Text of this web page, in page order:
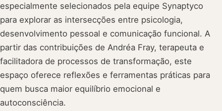
especialmente selecionados pela equipe Synaptyco
para explorar as intersecções entre psicologia,
desenvolvimento pessoal e comunicação funcional. A
partir das contribuições de Andréa Fray, terapeuta e
facilitadora de processos de transformação, este
espaço oferece reflexões e ferramentas práticas para
quem busca maior equilíbrio emocional e
autoconsciência.